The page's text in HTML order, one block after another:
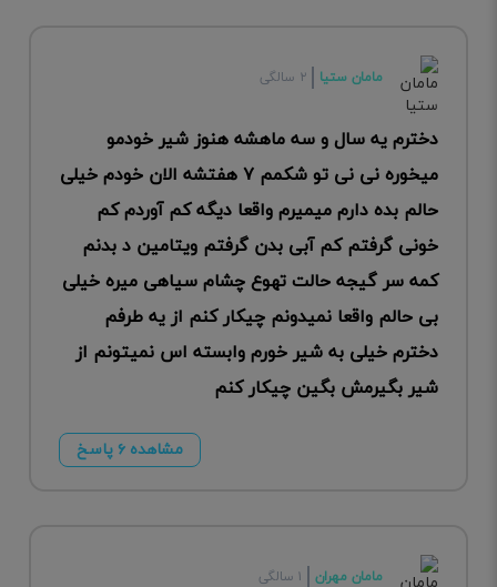
مامان ستیا ۲ سالگی
دخترم یه سال و سه ماهشه هنوز شیر خودمو
میخوره نی نی تو شکمم ۷ هفتشه الان خودم خیلی
حالم بده دارم میمیرم واقعا دیگه کم آوردم کم
خونی گرفتم کم آبی بدن گرفتم ویتامین د بدنم
کمه سر گیجه حالت تهوع چشام سیاهی میره خیلی
بی حالم واقعا نمیدونم چیکار کنم از یه طرفم
دخترم خیلی به شیر خورم وابسته اس نمیتونم از
شیر بگیرمش بگین چیکار کنم
مشاهده ۶ پاسخ
مامان مهران ۱ سالگی